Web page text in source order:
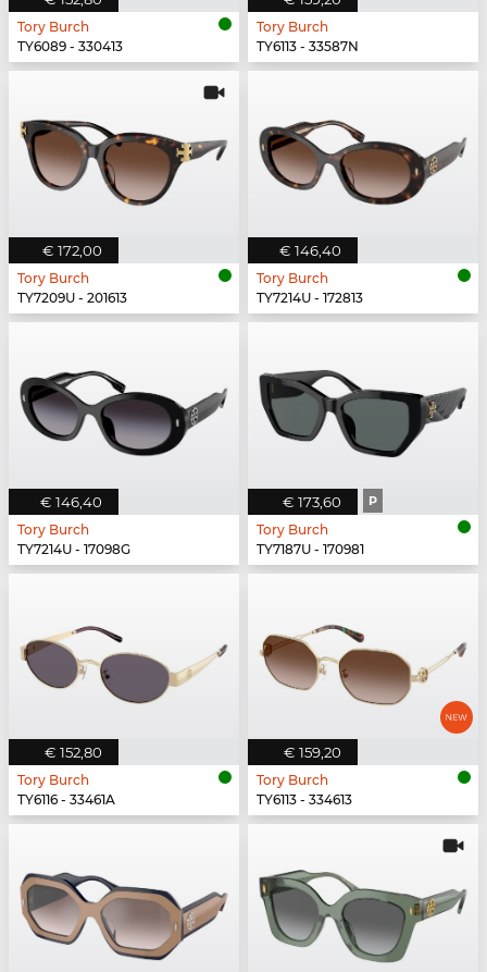
Tory Burch
TY6089 - 330413
Tory Burch
TY6113 - 33587N
€ 172,00
Tory Burch
TY7209U - 201613
€ 146,40
Tory Burch
TY7214U - 172813
€ 146,40
Tory Burch
TY7214U - 17098G
€ 173,60 P
Tory Burch
TY7187U - 170981
€ 152,80
Tory Burch
TY6116 - 33461A
€ 159,20
Tory Burch
TY6113 - 334613